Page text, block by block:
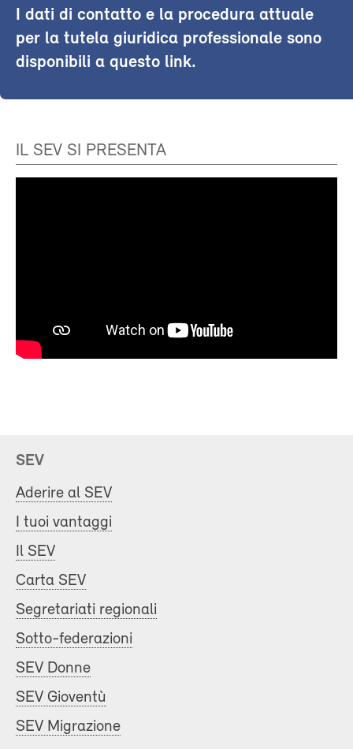
I dati di contatto e la procedura attuale
per la tutela giuridica professionale sono
disponibili a questo link.
IL SEV SI PRESENTA
SEV
Aderire al SEV
I tuoi vantaggi
Il SEV
Carta SEV
Segretariati regionali
Sotto-federazioni
SEV Donne
SEV Gioventù
SEV Migrazione